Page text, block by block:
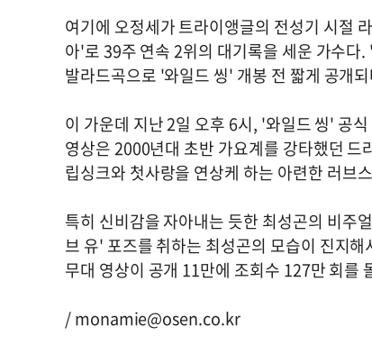
여기에 오정세가 트라이앵글의 전성기 시절
아'로 39주 연속 2위의 대기록을 세운 가수
발라드곡으로 '와일드 씽' 개봉 전 짧게 공개
이 가운데 지난 2일 오후 6시, '와일드 씽' 공
영상은 2000년대 초반 가요계를 강타했던
립싱크와 첫사랑을 연상케 하는 아련한 러브
특히 신비감을 자아내는 듯한 최성곤의 비주
브 유' 포즈를 취하는 최성곤의 모습이 진지
무대 영상이 공개 11만에 조회수 127만 회를
/monamie@osen.co.kr